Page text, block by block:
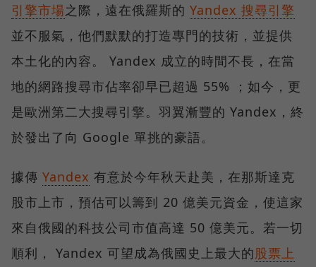
引擎市場之際，遠在俄羅斯的 Yandex 搜尋引擎
並不服氣，他們默默的打造專門的技術，並提供
本土化的內容。 Yandex 成立的時間不長，在當
地的網路搜尋市佔率卻早已超過 55% ；如今，更
是歐洲第二大搜尋引擎。羽翼漸豐的 Yandex，終
於發出了向 Google 單挑的豪語。
據傳 Yandex 有意於今年秋天赴美，在那斯達克
股市上市，預估可以籌到 20 億美元資金，使這家
來自俄國的科技公司市值高達 50 億美元。若一切
順利， Yandex 可望成為俄國史上最大的股票上